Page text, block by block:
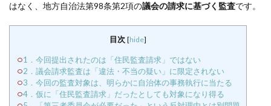
はなく、地方自治法第98条第2項の議会の請求に基づく監査です。
目次 [hide]
1．今回提出されたのは「住民監査請求」ではない
2．議会請求監査は「違法・不当の疑い」に限定されない
3．今回の監査対象は、明らかに自治体の事務執行に当たる
4．仮に「住民監査請求」だったとしても対象になり得る